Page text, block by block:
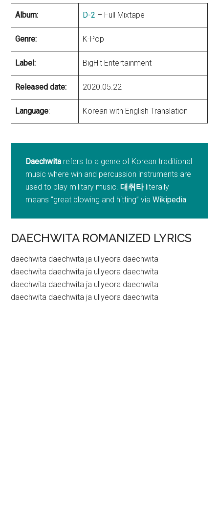
Album: D-2 – Full Mixtape
Genre: K-Pop
Label: BigHit Entertainment
Released date: 2020.05.22
Language: Korean with English Translation
Daechwita refers to a genre of Korean traditional
music where win and percussion instruments are
used to play military music.대취타literally
means “great blowing and hitting” viaWikipedia
DAECHWITA ROMANIZED LYRICS
daechwita daechwita ja ullyeora daechwita
daechwita daechwita ja ullyeora daechwita
daechwita daechwita ja ullyeora daechwita
daechwita daechwita ja ullyeora daechwita